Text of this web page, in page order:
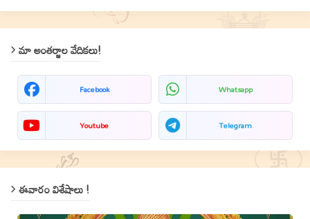
మా అంతర్జాల వేదికలు!
Facebook Whatsapp
Youtube Telegram
ఈవారం విశేషాలు !